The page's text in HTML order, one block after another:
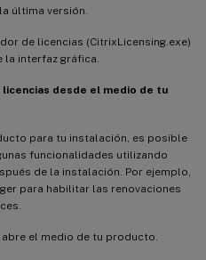
última versión.
de licencias (CitrixLicensing.exe)
interfaz gráfica.
desde el medio de tu
para tu instalación, es posible
funcionalidades utilizando
de la instalación. Por ejemplo,
para habilitar las renovaciones
el medio de tu producto.